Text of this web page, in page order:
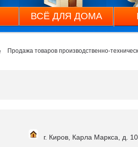
ВСЁ ДЛЯ ДОМА
Продажа товаров производственно-
г. Киров, Карла Маркса, д.